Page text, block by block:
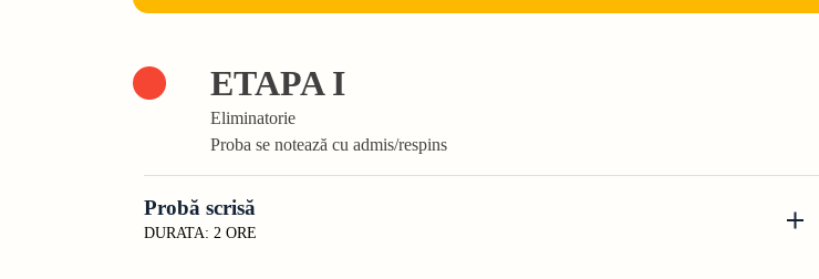
ETAPA I
Eliminatorie
Proba se notează cu admis/respins
Probă scrisă
DURATA: 2 ORE